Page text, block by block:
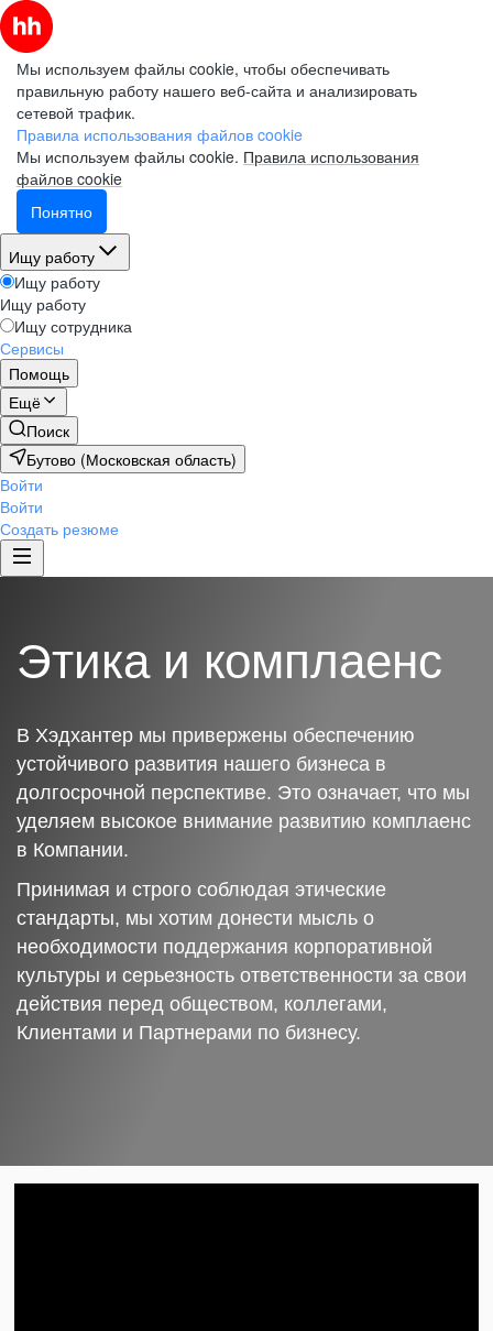
Мы используем файлы cookie, чтобы обеспечивать
правильную работу нашего веб-сайта и анализировать
сетевой трафик.
Правила использования файлов cookie
Мы используем файлы cookie. Правила использования
файлов cookie
Понятно
Ищу работу
Ищу работу
Ищу работу
Ищу сотрудника
Сервисы
Помощь
Ещё
Поиск
Бутово (Московская область)
Войти
Войти
Создать резюме
Этика и комплаенс
В Хэдхантер мы привержены обеспечению
устойчивого развития нашего бизнеса в
долгосрочной перспективе. Это означает, что мы
уделяем высокое внимание развитию комплаенс
в Компании.
Принимая и строго соблюдая этические
стандарты, мы хотим донести мысль о
необходимости поддержания корпоративной
культуры и серьезность ответственности за свои
действия перед обществом, коллегами,
Клиентами и Партнерами по бизнесу.